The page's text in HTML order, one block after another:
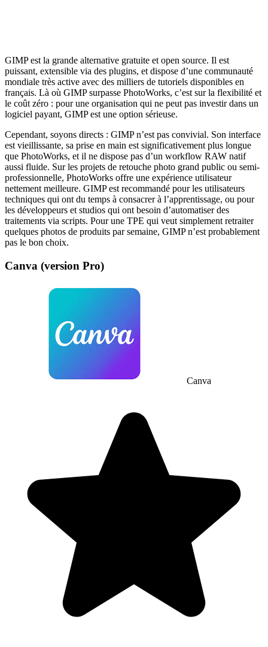
GIMP est la grande alternative gratuite et open source. Il est
puissant, extensible via des plugins, et dispose d’une communauté
mondiale très active avec des milliers de tutoriels disponibles en
français. Là où GIMP surpasse PhotoWorks, c’est sur la flexibilité et
le coût zéro : pour une organisation qui ne peut pas investir dans un
logiciel payant, GIMP est une option sérieuse.
Cependant, soyons directs : GIMP n’est pas convivial. Son interface
est vieillissante, sa prise en main est significativement plus longue
que PhotoWorks, et il ne dispose pas d’un workflow RAW natif
aussi fluide. Sur les projets de retouche photo grand public ou semi-
professionnelle, PhotoWorks offre une expérience utilisateur
nettement meilleure. GIMP est recommandé pour les utilisateurs
techniques qui ont du temps à consacrer à l’apprentissage, ou pour
les développeurs et studios qui ont besoin d’automatiser des
traitements via scripts. Pour une TPE qui veut simplement retraiter
quelques photos de produits par semaine, GIMP n’est probablement
pas le bon choix.
Canva (version Pro)
Canva